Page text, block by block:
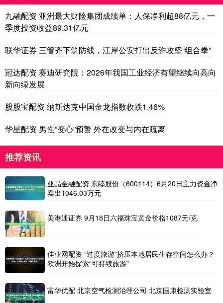
九融配资 亚洲最大财险集团成绩单：人保净利超88亿元，一
季度投资收益89.31亿元
联华证券 三管齐下筑防线，江岸公安打出反诈攻坚“组合拳”
冠达配资 赛迪研究院：2026年我国工业经济有望继续向高向
新向绿发展
股股宝配资 纳斯达克中国金龙指数收跌1.46%
华星配资 男性“变心”预警 外在改变与内在疏离
推荐资讯
亚晶金融配资 东睦股份（600114）6月20日主力资金净
卖出1046.03万元
美港通证券 9月18日六福珠宝黄金价格1087元/克
佳业网配资 “过度旅游”挤压本地居民生存空间怎么办？
欧洲开始探索“可持续旅游”
富华优配 北京空气检测治理公司 北京国康检测实验室